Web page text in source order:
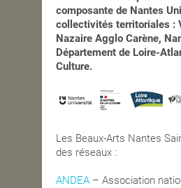
composante de Nantes
collectivités territoriales :
Nazaire Agglo Carène,
Département de Loire-
Culture.
Les Beaux-Arts Nantes
des réseaux :
ANDEA – Association